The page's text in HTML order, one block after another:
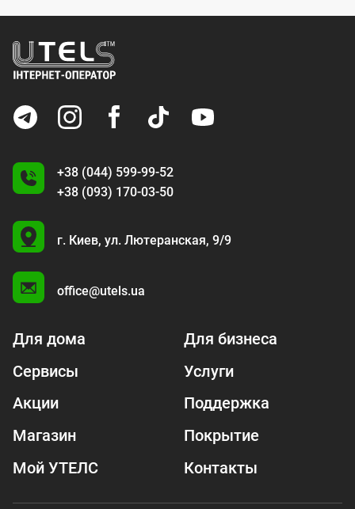
+38 (044) 599-99-52
+38 (093) 170-03-50
U
г. Киев, ул. Лютеранская, 9/9
office@utels.ua
Для дома
Для бизнеса
Сервисы
Услуги
Акции
Поддержка
Магазин
Покрытие
Мой УТЕЛС
Контакты